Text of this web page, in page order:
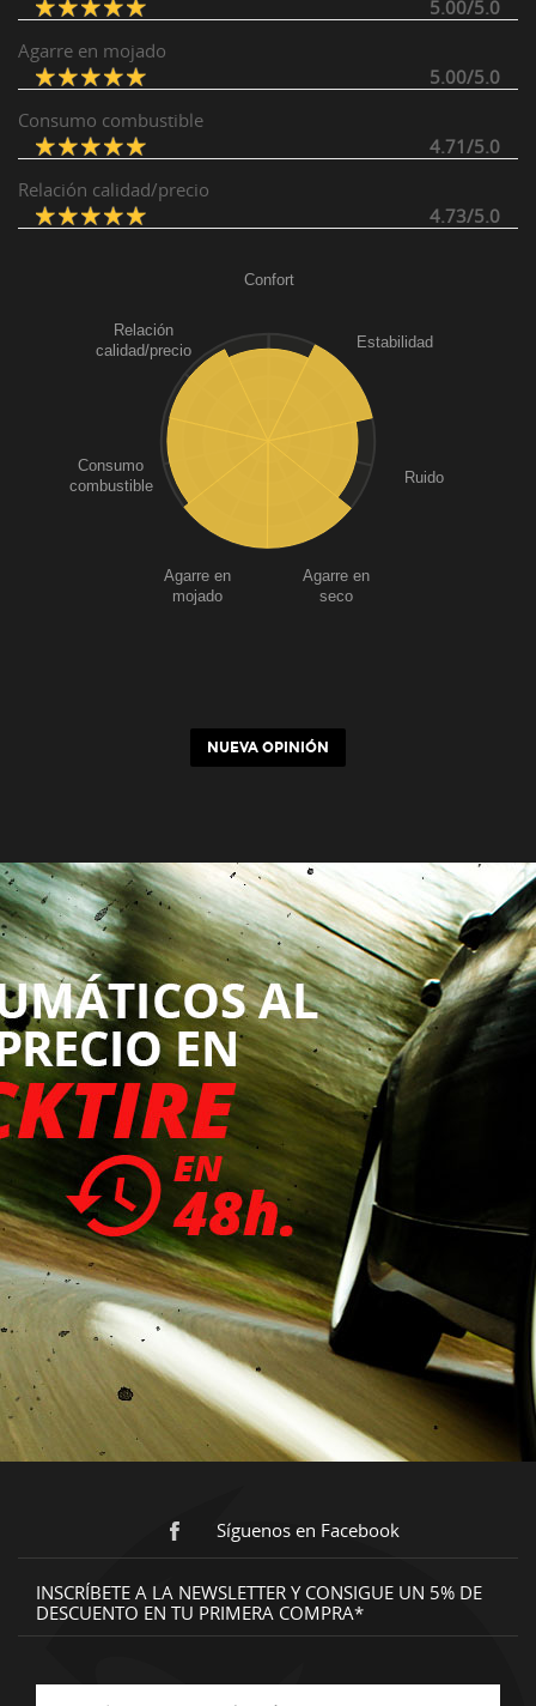
5.00/5.0
Agarre en mojado
5.00/5.0
Consumo combustible
4.71/5.0
Relación calidad/precio
4.73/5.0
Confort
Estabilidad
Ruido
Agarre en
seco
Agarre en
mojado
Consumo
combustible
Relación
calidad/precio
NUEVA OPINIÓN
Síguenos en Facebook
INSCRÍBETE A LA NEWSLETTER Y CONSIGUE UN 5% DE
DESCUENTO EN TU PRIMERA COMPRA*